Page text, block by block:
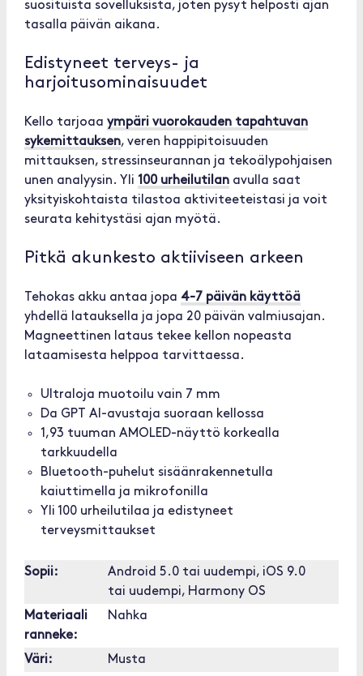
suosituista sovelluksista, joten pysyt helposti ajan
tasalla päivän aikana.
Edistyneet terveys- ja
harjoitusominaisuudet
Kello tarjoaa ympäri vuorokauden tapahtuvan
sykemittauksen, veren happipitoisuuden
mittauksen, stressinseurannan ja tekoälypohjaisen
unen analyysin. Yli 100 urheilutilan avulla saat
yksityiskohtaista tilastoa aktiviteeteistasi ja voit
seurata kehitystäsi ajan myötä.
Pitkä akunkesto aktiiviseen arkeen
Tehokas akku antaa jopa 4-7 päivän käyttöä
yhdellä latauksella ja jopa 20 päivän valmiusajan.
Magneettinen lataus tekee kellon nopeasta
lataamisesta helppoa tarvittaessa.
Ultraloja muotoilu vain 7 mm
Da GPT AI-avustaja suoraan kellossa
1,93 tuuman AMOLED-näyttö korkealla
tarkkuudella
Bluetooth-puhelut sisäänrakennetulla
kaiuttimella ja mikrofonilla
Yli 100 urheilutilaa ja edistyneet
terveysmittaukset
Sopii:
Android 5.0 tai uudempi, iOS 9.0
tai uudempi, Harmony OS
Materiaali
ranneke:
Nahka
Väri: Musta